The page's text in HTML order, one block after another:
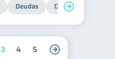
Deudas Organización
3 4 5